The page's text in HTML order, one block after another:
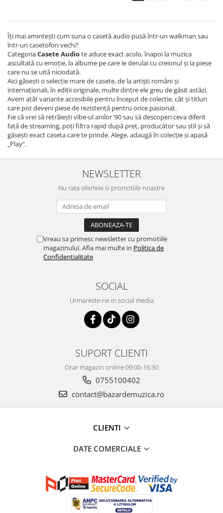
Îți mai amintești cum suna o casetă audio pusă într-un walkman sau
într-un casetofon vechi?
CategoriaCasete Audiote aduce exact acolo, înapoi la muzica
ascultată cu emoție, la albume pe care le derulai cu creionul și la piese
care nu se uită niciodată.
Aici găsești o selecție mare de casete, de la artiști români și
internaționali, în ediții originale, multe dintre ele greu de găsit astăzi.
Avem atât variante accesibile pentru început de colecție, cât și titluri
care pot deveni piese de rezistență pentru orice pasionat.
Fie că vrei să retrăiești vibe-ul anilor ’90 sau să descoperi ceva diferit
față de streaming, poți filtra rapid după preț, producător sau stil și să
găsești exact caseta care te prinde. Alege, adaugă în colecție și apasă
„Play”.
NEWSLETTER
Nu rata ofertele si promotiile noastre
Vreau sa primesc newsletter cu promotiile
magazinului. Afla mai multe in Politica de
Confidentialitate
SOCIAL
Urmareste-ne in social media
SUPORT CLIENTI
Orar magazin online 09:00-16:30
0755100402
contact@bazardemuzica.ro
CLIENTI
DATE COMERCIALE